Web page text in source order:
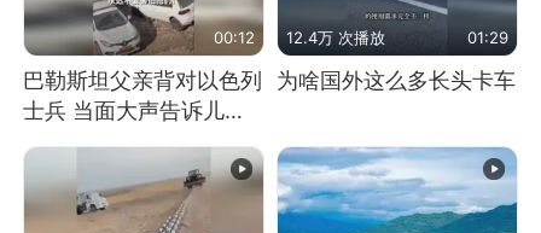
00:12
巴勒斯坦父亲背对以色列
士兵 当面大声告诉儿
12.4万 次播放 01:29
为啥国外这么多长头卡车